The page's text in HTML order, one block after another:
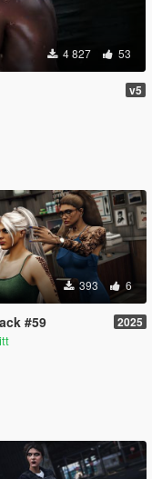
4 827 53
v5
393 6
#59 2025